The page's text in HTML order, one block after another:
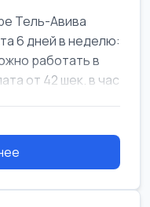
Тель-Авива
6 дней в неделю:
работать в
от 42 шек. в час